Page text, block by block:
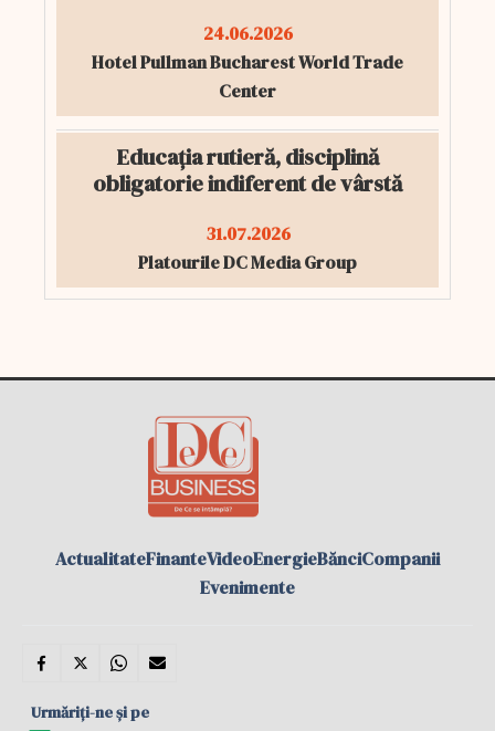
24.06.2026
Hotel Pullman Bucharest World Trade
Center
Educația rutieră, disciplină
obligatorie indiferent de vârstă
31.07.2026
Platourile DC Media Group
ActualitateFinanteVideoEnergieBănciCompanii
Evenimente
Urmăriți-ne și pe